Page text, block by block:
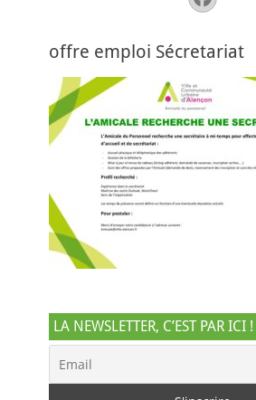
offre emploi Sécretariat
LA NEWSLETTER, C’EST PAR ICI !